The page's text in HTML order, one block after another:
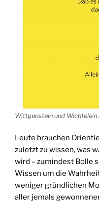
Wittgenstein und Wichtelein
Leute brauchen
zuletzt zu wissen, was
wird – zumindest Bolle
Wissen um die
weniger gründlichen
aller jemals